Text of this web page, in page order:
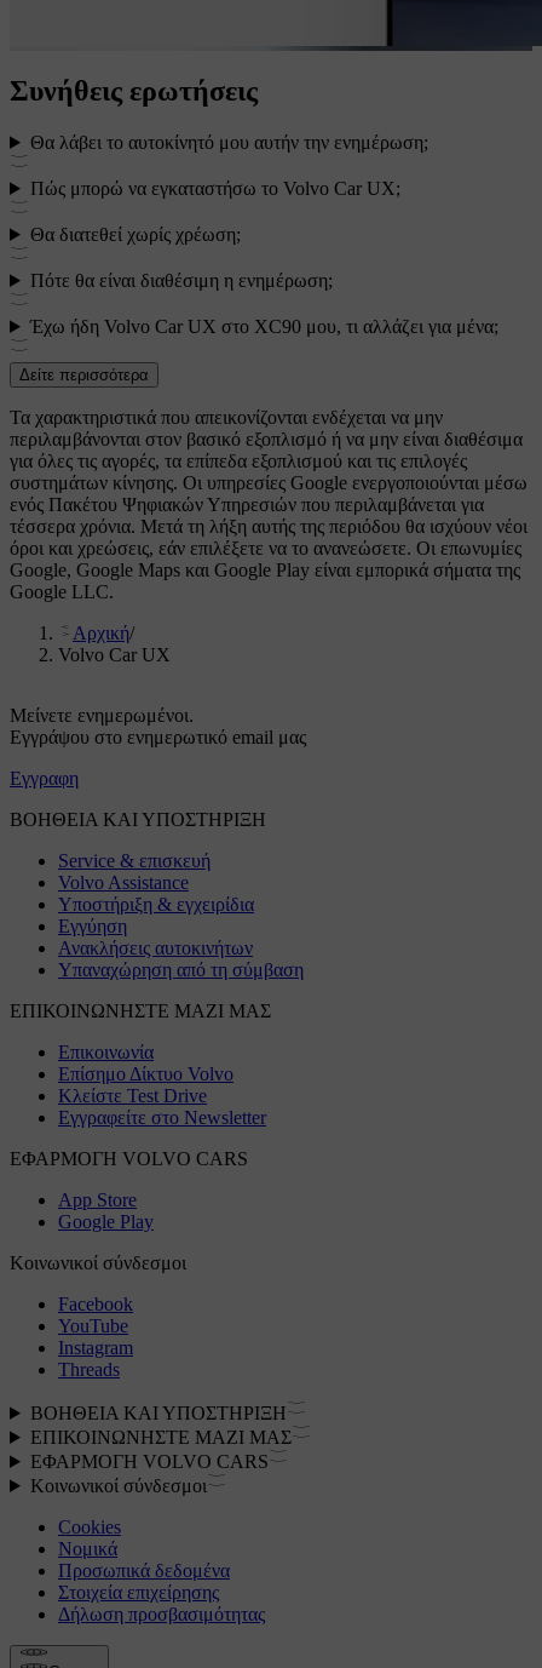
Συνήθεις ερωτήσεις
Θα λάβει το αυτοκίνητό μου αυτήν την ενημέρωση;
Πώς μπορώ να εγκαταστήσω το Volvo Car UX;
Θα διατεθεί χωρίς χρέωση;
Πότε θα είναι διαθέσιμη η ενημέρωση;
Έχω ήδη Volvo Car UX στο XC90 μου, τι αλλάζει για μένα;
Δείτε περισσότερα
Τα χαρακτηριστικά που απεικονίζονται ενδέχεται να μην
περιλαμβάνονται στον βασικό εξοπλισμό ή να μην είναι διαθέσιμα
για όλες τις αγορές, τα επίπεδα εξοπλισμού και τις επιλογές
συστημάτων κίνησης. Οι υπηρεσίες Google ενεργοποιούνται μέσω
ενός Πακέτου Ψηφιακών Υπηρεσιών που περιλαμβάνεται για
τέσσερα χρόνια. Μετά τη λήξη αυτής της περιόδου θα ισχύουν νέοι
όροι και χρεώσεις, εάν επιλέξετε να το ανανεώσετε. Οι επωνυμίες
Google, Google Maps και Google Play είναι εμπορικά σήματα της
Google LLC.
Αρχική/
Volvo Car UX